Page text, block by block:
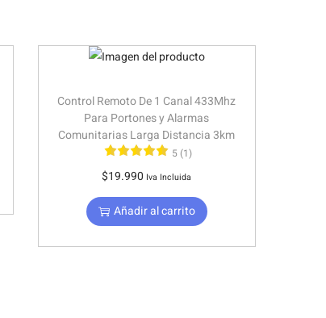
Control Remoto De 1 Canal 433Mhz
Para Portones y Alarmas
Comunitarias Larga Distancia 3km
5 (1)
$19.990 Iva Incluida
Añadir al carrito